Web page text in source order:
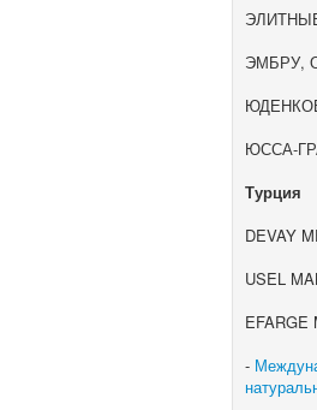
ЭМБРУ,
ЮССА-
Турция
DEVAY
USEL
-